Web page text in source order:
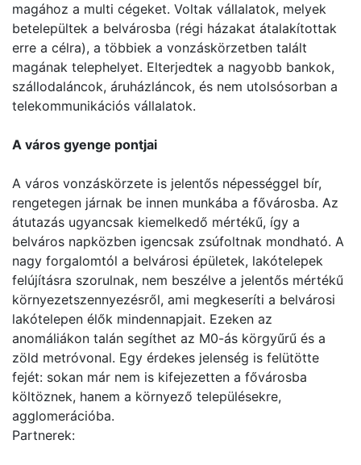
magához a multi cégeket. Voltak vállalatok, melyek
betelepültek a belvárosba (régi házakat átalakítottak
erre a célra), a többiek a vonzáskörzetben talált
magának telephelyet. Elterjedtek a nagyobb bankok,
szállodaláncok, áruházláncok, és nem utolsósorban a
telekommunikációs vállalatok.
A város gyenge pontjai
A város vonzáskörzete is jelentős népességgel bír,
rengetegen járnak be innen munkába a fővárosba. Az
átutazás ugyancsak kiemelkedő mértékű, így a
belváros napközben igencsak zsúfoltnak mondható. A
nagy forgalomtól a belvárosi épületek, lakótelepek
felújításra szorulnak, nem beszélve a jelentős mértékű
környezetszennyezésről, ami megkeseríti a belvárosi
lakótelepen élők mindennapjait. Ezeken az
anomáliákon talán segíthet az M0-ás körgyűrű és a
zöld metróvonal. Egy érdekes jelenség is felütötte
fejét: sokan már nem is kifejezetten a fővárosba
költöznek, hanem a környező településekre,
agglomerációba.
Partnerek: